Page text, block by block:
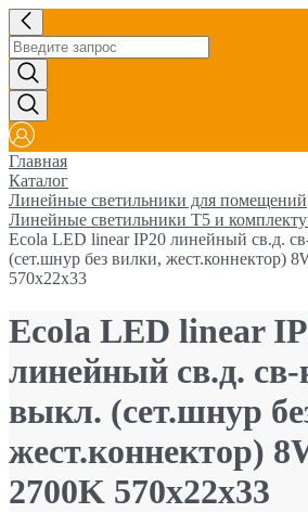
Главная
Каталог
Линейные светильники для помещений
Линейные светильники Т5 и
Ecola LED linear IP20 линейный св.д.
(сет.шнур без вилки, жест.коннектор)
570x22x33
Ecola LED linear
линейный св.д. св-
выкл. (сет.шнур
жест.коннектор)
2700K 570x22x33